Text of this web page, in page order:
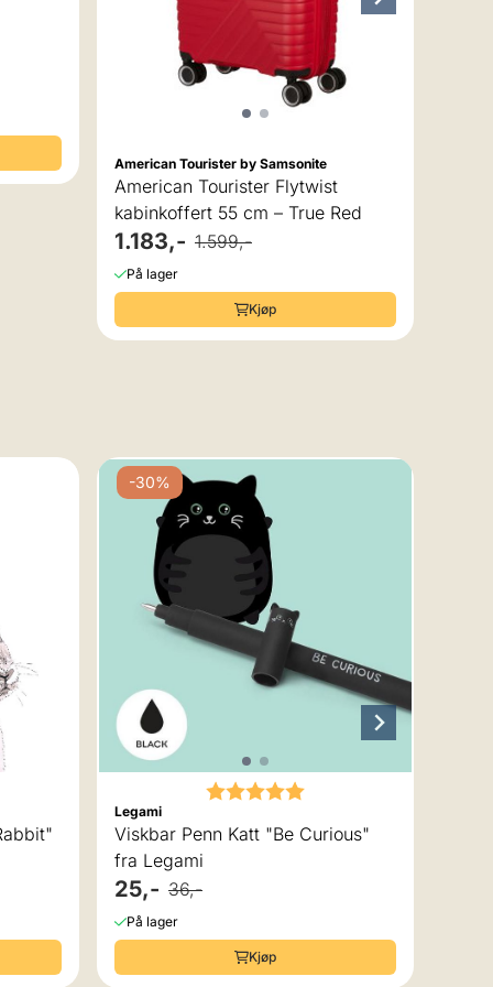
American Tourister by Samsonite
American Tourister Flytwist
kabinkoffert 55 cm – True Red
1.183,- 1.599,-
På lager
Kjøp
-30%
Karakter:
Legami
Viskbar Penn Katt "Be Curious"
fra Legami
25,- 36,-
På lager
Kjøp